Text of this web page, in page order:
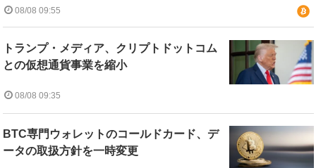
08/08 09:55
トランプ・メディア、クリプトドットコム
との仮想通貨事業を縮小
08/08 09:35
BTC専門ウォレットのコールドカード、デ
ータの取扱方針を一時変更